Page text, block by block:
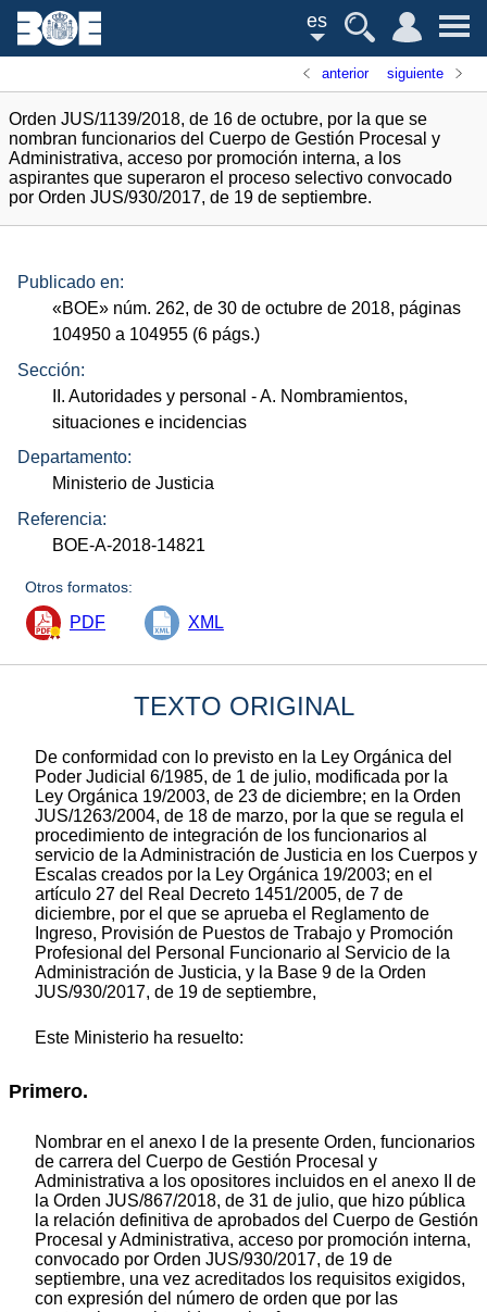
es
anterior siguiente
Orden JUS/1139/2018, de 16 de octubre, por la que se
nombran funcionarios del Cuerpo de Gestión Procesal y
Administrativa, acceso por promoción interna, a los
aspirantes que superaron el proceso selectivo convocado
por Orden JUS/930/2017, de 19 de septiembre.
Publicado en:
«BOE» núm. 262, de 30 de octubre de 2018, páginas
104950 a 104955 (6 págs.)
Sección:
II. Autoridades y personal - A. Nombramientos,
situaciones e incidencias
Departamento:
Ministerio de Justicia
Referencia:
BOE-A-2018-14821
Otros formatos:
PDF XML
TEXTO ORIGINAL
De conformidad con lo previsto en la Ley Orgánica del
Poder Judicial 6/1985, de 1 de julio, modificada por la
Ley Orgánica 19/2003, de 23 de diciembre; en la Orden
JUS/1263/2004, de 18 de marzo, por la que se regula el
procedimiento de integración de los funcionarios al
servicio de la Administración de Justicia en los Cuerpos y
Escalas creados por la Ley Orgánica 19/2003; en el
artículo 27 del Real Decreto 1451/2005, de 7 de
diciembre, por el que se aprueba el Reglamento de
Ingreso, Provisión de Puestos de Trabajo y Promoción
Profesional del Personal Funcionario al Servicio de la
Administración de Justicia, y la Base 9 de la Orden
JUS/930/2017, de 19 de septiembre,
Este Ministerio ha resuelto:
Primero.
Nombrar en el anexo I de la presente Orden, funcionarios
de carrera del Cuerpo de Gestión Procesal y
Administrativa a los opositores incluidos en el anexo II de
la Orden JUS/867/2018, de 31 de julio, que hizo pública
la relación definitiva de aprobados del Cuerpo de Gestión
Procesal y Administrativa, acceso por promoción interna,
convocado por Orden JUS/930/2017, de 19 de
septiembre, una vez acreditados los requisitos exigidos,
con expresión del número de orden que por las